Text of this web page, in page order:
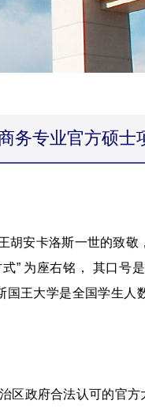
务专业官方硕士
安卡洛斯一世的致敬
” 为座右铭， 其口号
王大学是全国学生人
政府合法认可的官方